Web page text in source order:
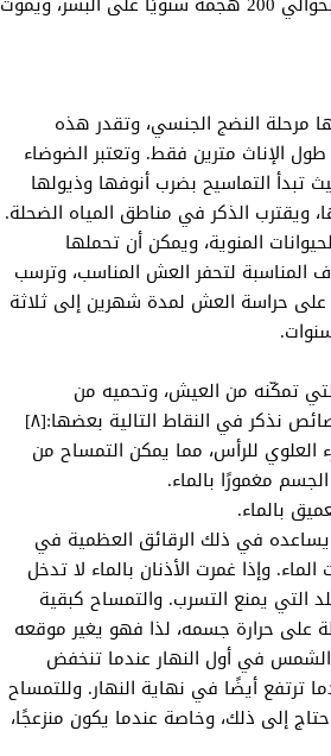
مرحلة النضج الجنسي، وتقدر هذه
3 أمتار، بينما يصل طول الإناث مترين فقط. وتعتبر الضوضاء
تبدأ التماسيح بضرب أنوفها وذيولها
ويقترب الذكر في مناطق المياه الضحلة.
المنوية، ويمكن أن تحملها
المناسبة لتحفر العش المناسب، وترسب
على حراسة العش لمدة شهرين إلى ثلاثة
تمكّنه من العيش، وتحميه من
الانقراض، ولتماسيح النيل مجموعة واسعة من الخصائص نذكر في النقاط التالية بعضها:[٨]
العلوي للرأس، مما يمكن التمساح من
مغمورًا بالماء.
بالماء.
في ذلك الرقائق العظمية في
وإذا غمرت الأذنان بالماء لا تدخل
التي يمنع التسرب. والتمساح كبقية
على حرارة جسمه، لذا فهو يغير موقعه
الشمس في أول النهار عندما تنخفض
ترتفع أيضًا في نهاية النهار. وللتمساح
إلى ذلك، وخاصة عندما يكون منزعجًا،